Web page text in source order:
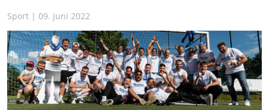
Sport | 09. Juni 2022